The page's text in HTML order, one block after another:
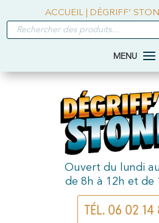
ACCUEIL DÉGRIFF’
RECHERCHE
DE
Ouvert du lundi
de 8h à 12h et de
TÉL. 06 02